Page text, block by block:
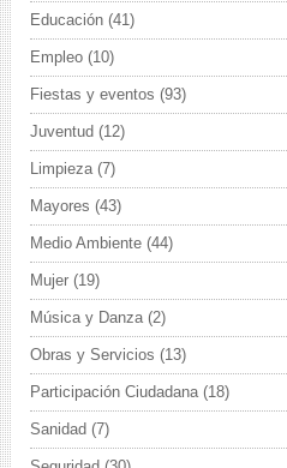
Educación (41)
Empleo (10)
Fiestas y eventos (93)
Juventud (12)
Limpieza(7)
Mayores (43)
Medio Ambiente (44)
Mujer (19)
Música y Danza(2)
Obras y Servicios (13)
Participación Ciudadana(18)
Sanidad (7)